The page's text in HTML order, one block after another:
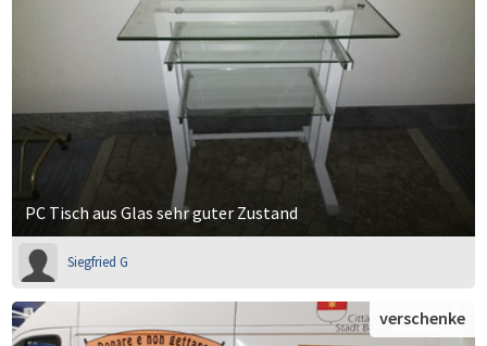
PC Tisch aus Glas sehr guter Zustand
Siegfried G
verschenke